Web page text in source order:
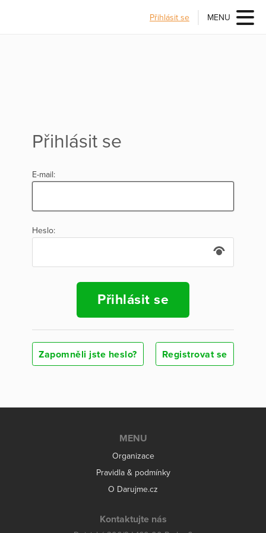
Přihlásit se MENU
Přihlásit se
E-mail:
Heslo:
Přihlásit se
Zapomněli jste heslo? Registrovat se
MENU
Organizace
Pravidla & podmínky
O Darujme.cz
Kontaktujte nás